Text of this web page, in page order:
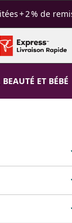
+ 2 % de
ET BÉBÉ